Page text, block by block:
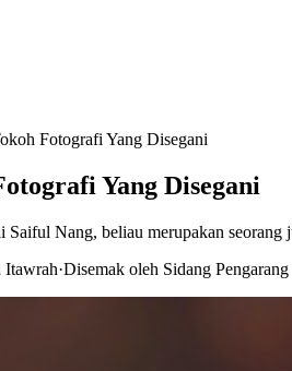
Fotografi Yang Disegani
Yang Disegani
Nang, beliau merupakan
Itawrah·Disemak oleh Sidang